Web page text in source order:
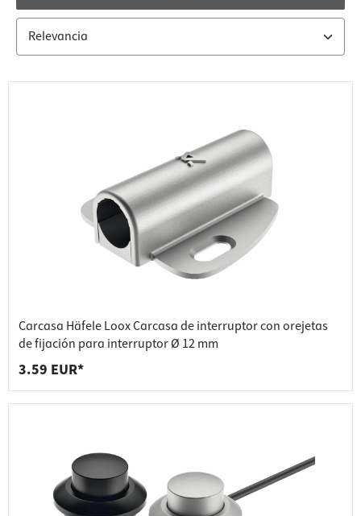
Carcasa Häfele Loox Carcasa de interruptor con orejetas
de fijación para interruptor Ø 12 mm
3.59 EUR*